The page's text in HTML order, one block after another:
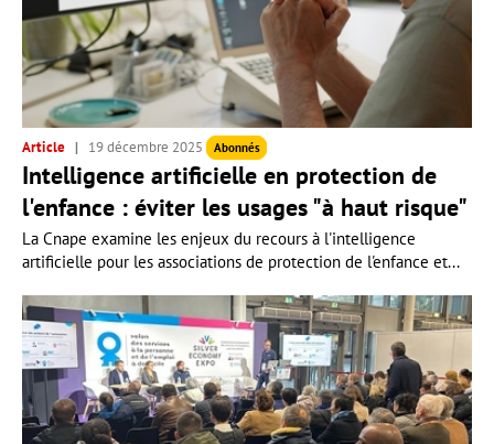
Article 19 décembre 2025 Abonnés
Intelligence artificielle en protection de
l'enfance : éviter les usages "à haut risque"
La Cnape examine les enjeux du recours à l'intelligence
artificielle pour les associations de protection de l'enfance et...